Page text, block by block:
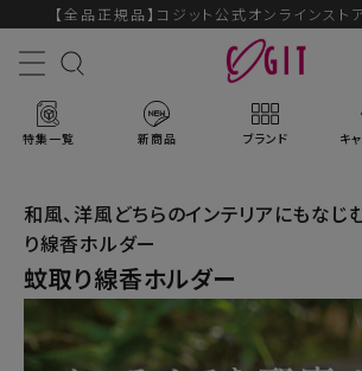
【全品正規品】コジット公式オンラインス
特集一覧 新商品 ブランド キ
ACCOUNT MENU
ようこそ ゲスト 様
和風、洋風どちらのインテリアにもなじ
り線香ホルダー
蚊取り線香ホルダー